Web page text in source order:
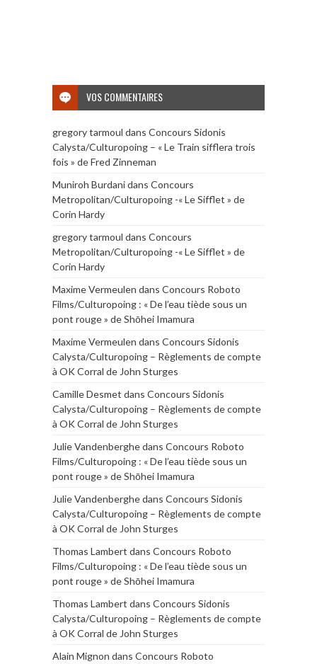
VOS COMMENTAIRES
gregory tarmoul dans Concours Sidonis
Calysta/Culturopoing – « Le Train sifflera trois
fois » de Fred Zinneman
Muniroh Burdanidans Concours
Metropolitan/Culturopoing -« Le Sifflet » de
Corin Hardy
gregory tarmoul dans Concours
Metropolitan/Culturopoing -« Le Sifflet » de
Corin Hardy
Maxime Vermeulen dans Concours Roboto
Films/Culturopoing : « De l’eau tiède sous un
pont rouge » de Shōhei Imamura
Maxime Vermeulen dans Concours Sidonis
Calysta/Culturopoing – Règlements de compte
à OK Corral de John Sturges
Camille Desmet dans Concours Sidonis
Calysta/Culturopoing – Règlements de compte
à OK Corral de John Sturges
Julie Vandenberghedans Concours Roboto
Films/Culturopoing : « De l’eau tiède sous un
pont rouge » de Shōhei Imamura
Julie Vandenberghedans Concours Sidonis
Calysta/Culturopoing – Règlements de compte
à OK Corral de John Sturges
Thomas Lambert dans Concours Roboto
Films/Culturopoing : « De l’eau tiède sous un
pont rouge » de Shōhei Imamura
Thomas Lambert dans Concours Sidonis
Calysta/Culturopoing – Règlements de compte
à OK Corral de John Sturges
Alain Mignon dans Concours Roboto